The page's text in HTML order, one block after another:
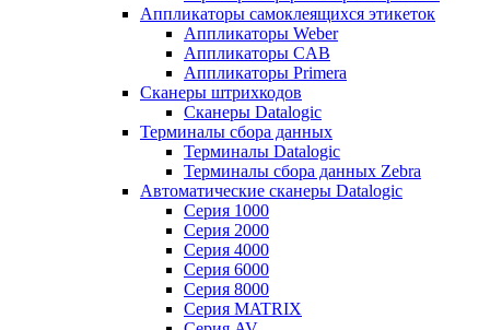
Аппликаторы самоклеящихся этикеток
Аппликаторы Weber
Аппликаторы CAB
Аппликаторы Primera
Сканеры штрихкодов
Сканеры Datalogic
Терминалы сбора данных
Терминалы Datalogic
Терминалы сбора данных Zebra
Автоматические сканеры Datalogic
Серия 1000
Серия 2000
Серия 4000
Серия 6000
Серия 8000
Серия MATRIX